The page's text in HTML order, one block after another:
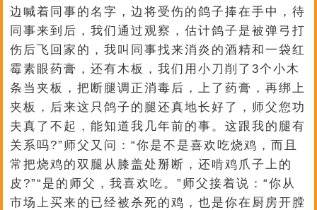
边喊着同事的名字，边将受伤的鸽子捧在手中，待
同事来到后，我们通过观察，估计鸽子是被弹弓打
伤后飞回家的，我叫同事找来消炎的酒精和一袋红
霉素眼药膏，还有木板，我们用小刀削了3个小木
条当夹板，把断腿调正消毒后，上了药膏，再绑上
夹板，后来这只鸽子的腿还真地长好了，师父您功
夫真了不起，能知道我几年前的事。这跟我的腿有
关系吗?”师父又问：“你是不是喜欢吃烧鸡，而且
常把烧鸡的双腿从膝盖处掰断，还啃鸡爪子上的
皮?”“是的师父，我喜欢吃。”师父接着说：“你从
市场上买来的已经被杀死的鸡，也是你在厨房开膛